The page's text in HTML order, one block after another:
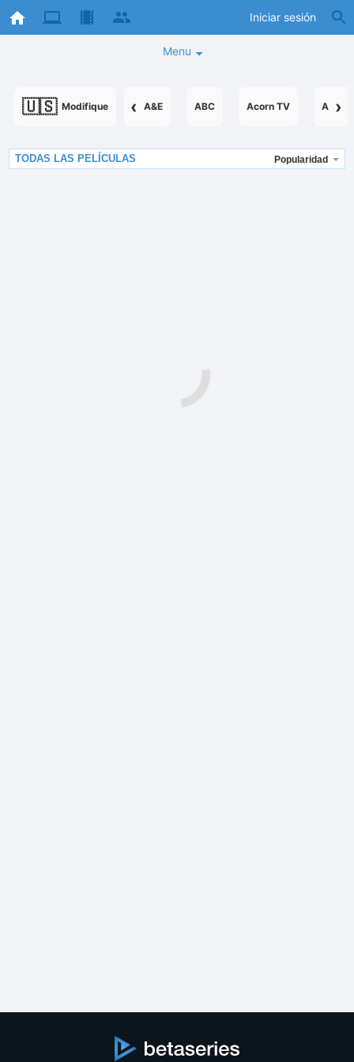
Iniciar sesión
Menu
🇺🇸 Modifique ‹ ›
A&E ABC Acorn TV
TODAS LAS PELÍCULAS Popularidad